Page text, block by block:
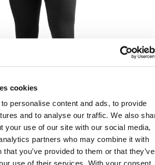
cookies
personalise content and ads, to provide
and to analyse our traffic. We also
your use of our site with our social media,
partners who may combine it with
that you’ve provided to them or that they’ve
use of their services. With your consent,
| Black